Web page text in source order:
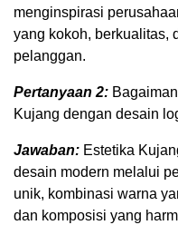
menginspirasi
yang kokoh, berkualitas,
pelanggan.
Pertanyaan 2:
Kujang dengan desain
Jawaban: Estetika
desain modern melalui
unik, kombinasi warna
dan komposisi yang